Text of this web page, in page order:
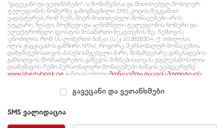
“გავეცანი და ვეთანხმები”-ს მონიშვნისა და მითითებულ მობილურ
ტელეფონის ნომერზე გამოგზავნილი SMS კოდის შეყვანით
ვადასტურებ, რომ ჩემს მიერ მითითებული მონაცემები არის
უტყუარი, ზუსტი, მოქმედი და აღნიშნული ტელეფონის ნომერი და
ელექტრონული ფოსტის მისამართი მეკუთვნის მე; ჩემთვის
ცნობილია, რომ სს ლიბერთი ბანკი (ს/კ 203828304, ქ. თბილისი,
ილია ჭავჭავაძის გამზირი №74), როგორც პერსონალურ მონაცემთა
დამუშავებისათვის პასუხისმგებელი პირი, წინამდებარე განცხადების
განხილვის/მომსახურების გაწევის მიზნებისათვის უფლებამოსილია
დაამუშავოს ჩემი პერსონალური მონაცემები ბანკის ვებგვერდზე
www.libertybank.ge განთავსებული მონაცემთა დაცვის პოლიტიკის
გავეცანი და ვეთანხმები
SMS ვალიდაცია